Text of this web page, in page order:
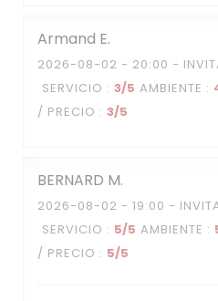
Armand E
2026-08-02 - 20:00 -
SERVICIO : 3/5 AMBIENTE :
/ PRECIO : 3/5
BERNARD M
2026-08-02 - 19:00 -
SERVICIO : 5/5 AMBIENTE :
/ PRECIO : 5/5